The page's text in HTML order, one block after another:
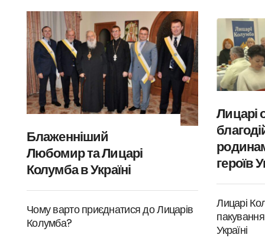
Блаженніший
Любомир та Лицарі
Колумба в Україні
Чому варто приєднатися до Лицарів
Колумба?
Лицарі
героїв
Лицарі
Україні